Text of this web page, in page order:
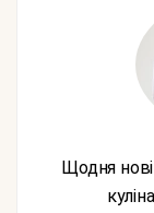
Щодня нові рецепти від домашніх господинь,